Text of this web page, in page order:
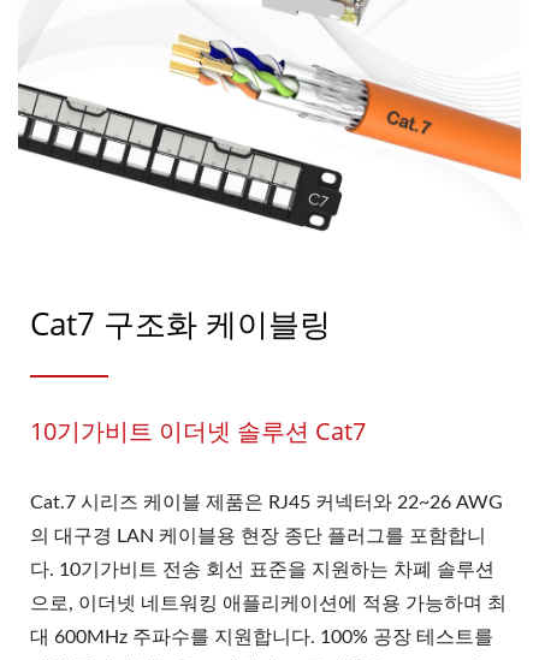
Cat7 구조화 케이블링
10기가비트 이더넷 솔루션 Cat7
Cat.7 시리즈 케이블 제품은 RJ45 커넥터와 22~26 AWG
의 대구경 LAN 케이블용 현장 종단 플러그를 포함합니
다. 10기가비트 전송 회선 표준을 지원하는 차폐 솔루션
으로, 이더넷 네트워킹 애플리케이션에 적용 가능하며 최
대 600MHz 주파수를 지원합니다. 100% 공장 테스트를